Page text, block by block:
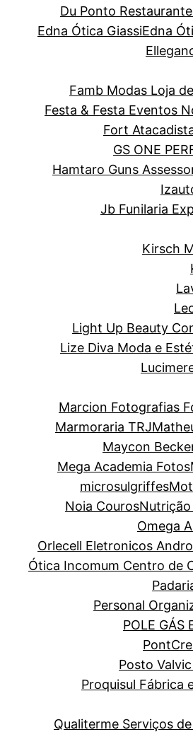
Du Ponto
Edna Ótica GiassiEdna
Famb Modas Loja
Festa & Festa Eventos
Fort
GS ONE
Hamtaro Guns
Jb Funilaria
Kirsch
Light Up Beauty
Lize Diva Moda e
Marcion Fotografias
Marmoraria TRJ
Maycon
Mega Academia Fotos
microsulgriffes
Noia Couros
Omega
Orlecell Eletronicos
Ótica Incomum Centro de
Personal
POLE GÁS
Posto
Proquisul Fábrica
Qualiterme Serviços